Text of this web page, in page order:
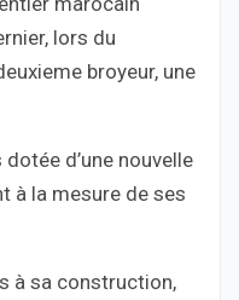
lors du
broyeur, une
d’une nouvelle
à la mesure de ses
à sa construction,